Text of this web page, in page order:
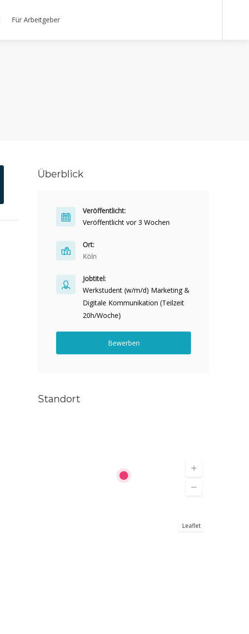
Für Arbeitgeber
Überblick
Veröffentlicht:
Veröffentlicht vor 3 Wochen
Ort:
Köln
Jobtitel:
Werkstudent (w/m/d) Marketing &
Digitale Kommunikation (Teilzeit
20h/Woche)
Bewerben
Standort
Leaflet